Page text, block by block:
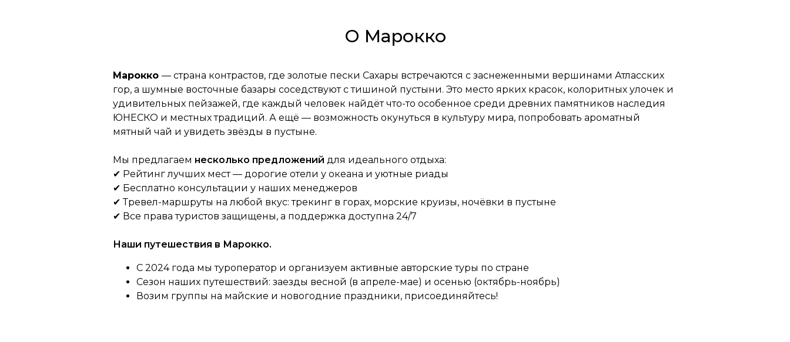
О Марокко
Марокко — страна контрастов, где золотые пески Сахары встречаются с заснеженными вершинами Атласских
гор, а шумные восточные базары соседствуют с тишиной пустыни. Это место ярких красок, колоритных улочек и
удивительных пейзажей, где каждый человек найдёт что-то особенное среди древних памятников наследия
ЮНЕСКО и местных традиций. А ещё — возможность окунуться в культуру мира, попробовать ароматный
мятный чай и увидеть звёзды в пустыне.
Мы предлагаем несколько предложений для идеального отдыха:
✔ Рейтинг лучших мест — дорогие отели у океана и уютные риады
✔ Бесплатно консультации у наших менеджеров
✔ Тревел-маршруты на любой вкус: трекинг в горах, морские круизы, ночёвки в пустыне
✔ Все права туристов защищены, а поддержка доступна 24/7
Наши путешествия в Марокко.
С 2024 года мы туроператор и организуем активные авторские туры по стране
Сезон наших путешествий: заезды весной (в апреле-мае) и осенью (октябрь-ноябрь)
Возим группы на майские и новогодние праздники, присоединяйтесь!